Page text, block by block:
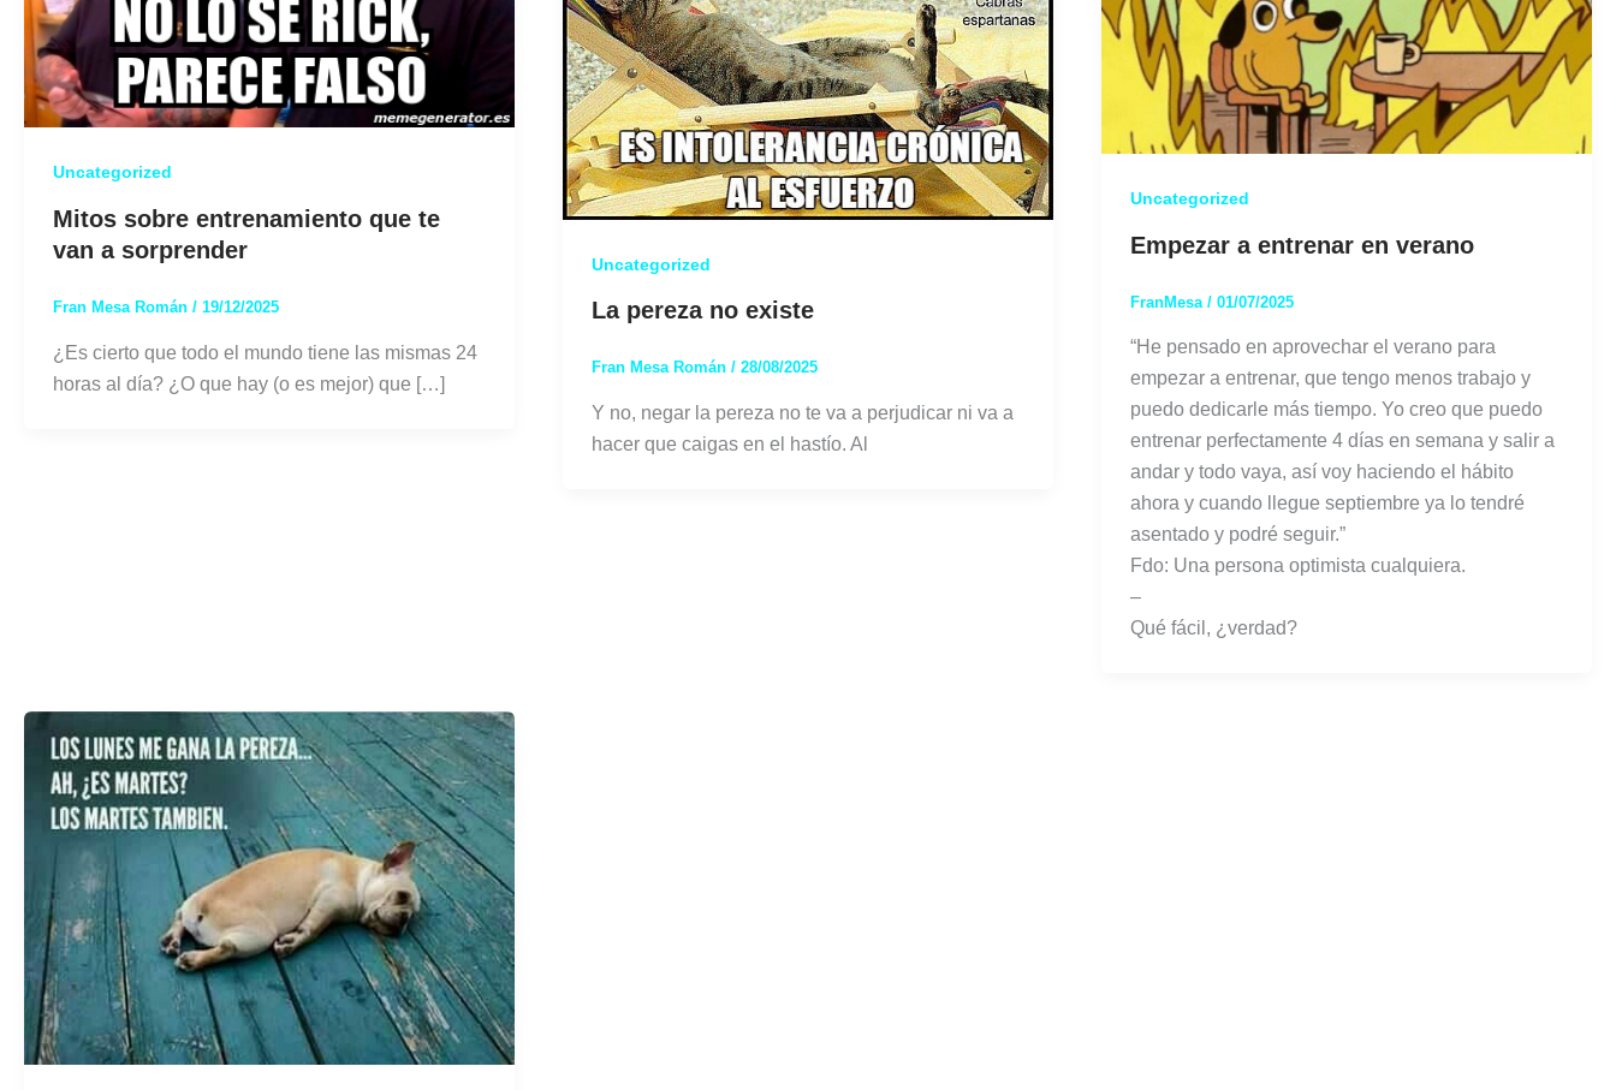
Uncategorized
Mitos sobre entrenamiento que te
van a sorprender
Fran Mesa Román / 19/12/2025
¿Es cierto que todo el mundo tiene las mismas 24
horas al día? ¿O que hay (o es mejor) que […]
Uncategorized
La pereza no existe
Fran Mesa Román / 28/08/2025
Y no, negar la pereza no te va a perjudicar ni va a
hacer que caigas en el hastío. Al
Uncategorized
Empezar a entrenar en verano
FranMesa / 01/07/2025
“He pensado en aprovechar el verano para
empezar a entrenar, que tengo menos trabajo y
puedo dedicarle más tiempo. Yo creo que puedo
entrenar perfectamente 4 días en semana y salir a
andar y todo vaya, así voy haciendo el hábito
ahora y cuando llegue septiembre ya lo tendré
asentado y podré seguir.”
Fdo: Una persona optimista cualquiera.
–
Qué fácil, ¿verdad?